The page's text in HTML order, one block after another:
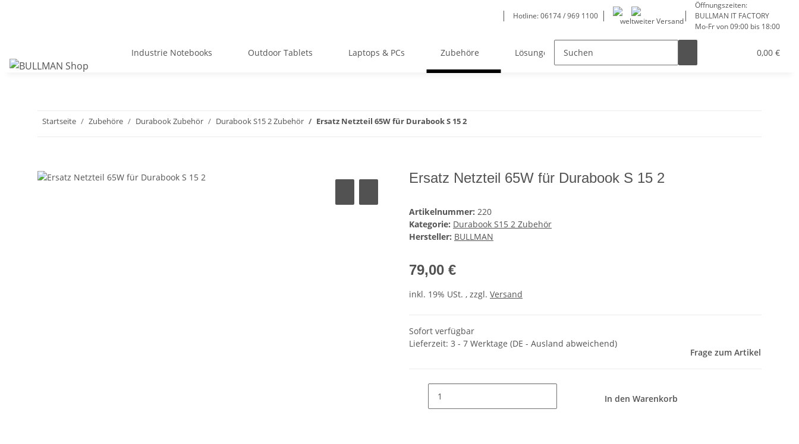
Hotline: 06174 / 969 1100
weltweiter Versand
Öffnungszeiten:
BULLMAN IT FACTORY
Mo-Fr von 09:00 bis 18:00
0,00 €
Industrie Notebooks Outdoor Tablets Laptops & PCs Zubehöre Lösungen Service
Startseite Zubehöre Durabook Zubehör Durabook S15 2 Zubehör Ersatz Netzteil 65W für Durabook S 15 2
Ersatz Netzteil 65W für Durabook S 15 2
Artikelnummer: 220
Kategorie: Durabook S15 2 Zubehör
Hersteller: BULLMAN
79,00 €
inkl. 19% USt. , zzgl. Versand
Sofort verfügbar
Lieferzeit: 3 - 7 Werktage (DE - Ausland abweichend)
Frage zum Artikel
In den Warenkorb